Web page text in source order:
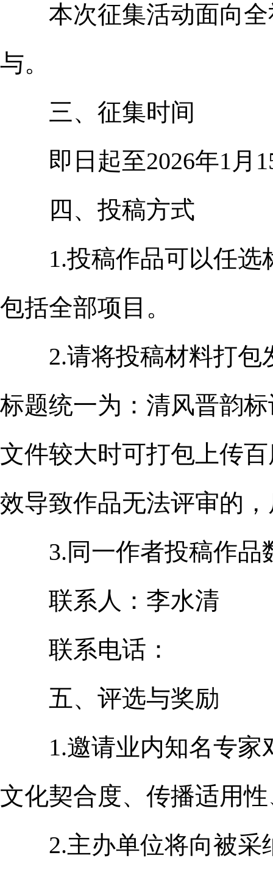
本次征集活动面向全
与。
三、征集时间
即日起至2026年1月
四、投稿方式
1.投稿作品可以任选
包括全部项目。
2.请将投稿材料打包发
标题统一为：清风晋韵
文件较大时可打包上传
效导致作品无法评审的
3.同一作者投稿作品
联系人：李水清
联系电话：
五、评选与奖励
1.邀请业内知名专家
文化契合度、传播适用
2.主办单位将向被采